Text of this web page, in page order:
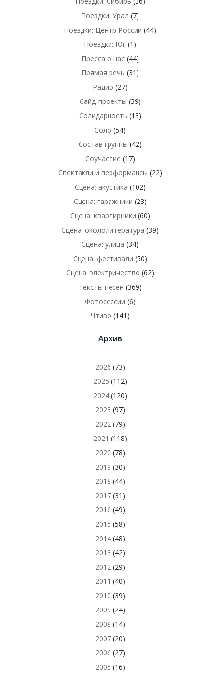
Поездки: Урал (7)
Поездки: Центр России (44)
Поездки: Юг (1)
Пресса о нас(44)
Прямая речь (31)
Радио (27)
Сайд-проекты (39)
Солидарность (13)
Соло (54)
Состав группы (42)
Соучастие (17)
Спектакли и перформансы (22)
Сцена: акустика (102)
Сцена: гаражники (23)
Сцена: квартирники (60)
Сцена: окололитература (39)
Сцена: улица (34)
Сцена: фестивали (50)
Сцена: электричество (62)
Тексты песен (369)
Фотосессии (6)
Чтиво (141)
Архив
2026 (73)
2025 (112)
2024(120)
2023 (97)
2022(79)
2021 (118)
2020 (78)
2019 (30)
2018 (44)
2017(31)
2016 (49)
2015 (58)
2014(48)
2013 (42)
2012(29)
2011 (40)
2010 (39)
2009 (24)
2008 (14)
2007(20)
2006 (27)
2005 (16)